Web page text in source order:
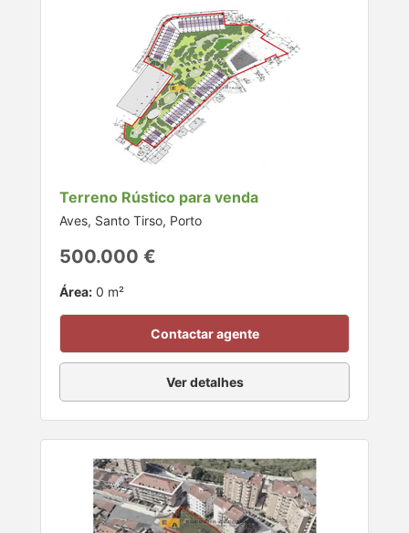
Terreno Rústico para venda
Aves, Santo Tirso, Porto
500.000 €
Área: 0 m²
Contactar agente
Ver detalhes